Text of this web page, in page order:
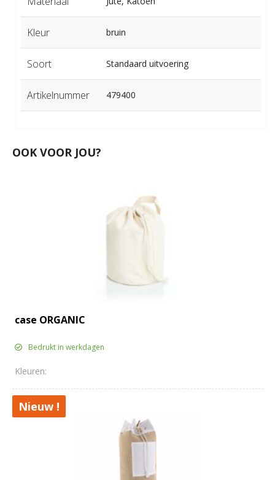
Kleur bruin
Soort Standaard uitvoering
Artikelnummer 479400
OOK VOOR JOU?
case ORGANIC
Bedrukt in werkdagen
Nieuw !